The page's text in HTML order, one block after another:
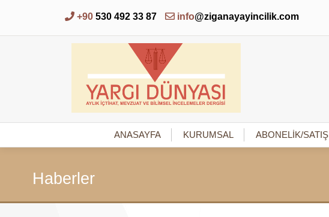
+90 530 492 33 87 info@ziganayayincilik.com
ANASAYFA KURUMSAL ABONELİK/SATIŞ
Haberler